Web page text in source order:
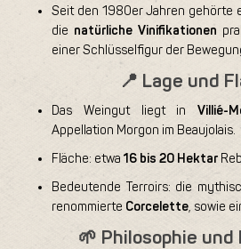
Seit den 1980er Jahren gehörte
die natürliche Vinifikationen
einer Schlüsselfigur der
📍 Lage und
Das Weingut liegt in Villié-
Appellation Morgon im Beaujolais.
Fläche: etwa16 bis 20 Hektar
Bedeutende Terroirs: die
renommierte Corcelette, sowie
🌱 Philosophie